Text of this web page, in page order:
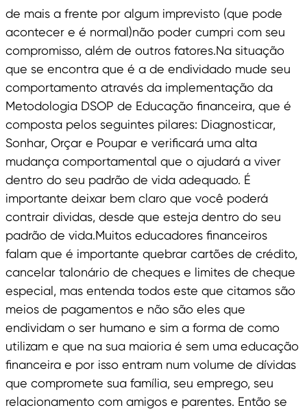
de mais a frente por algum imprevisto (que pode
acontecer e é normal)não poder cumpri com seu
compromisso, além de outros fatores.Na situação
que se encontra que é a de endividado mude seu
comportamento através da implementação da
Metodologia DSOP de Educação financeira, que é
composta pelos seguintes pilares: Diagnosticar,
Sonhar, Orçar e Poupar e verificará uma alta
mudança comportamental que o ajudará a viver
dentro do seu padrão de vida adequado. É
importante deixar bem claro que você poderá
contrair dividas, desde que esteja dentro do seu
padrão de vida.Muitos educadores financeiros
falam que é importante quebrar cartões de crédito,
cancelar talonário de cheques e limites de cheque
especial, mas entenda todos este que citamos são
meios de pagamentos e não são eles que
endividam o ser humano e sim a forma de como
utilizam e que na sua maioria é sem uma educação
financeira e por isso entram num volume de dívidas
que compromete sua família, seu emprego, seu
relacionamento com amigos e parentes. Então se